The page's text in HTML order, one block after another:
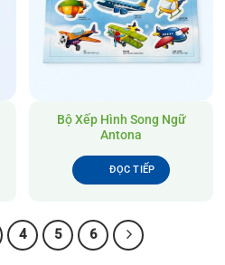
Bộ Xếp Hình Song Ngữ
Antona
ĐỌC TIẾP
4 5 6